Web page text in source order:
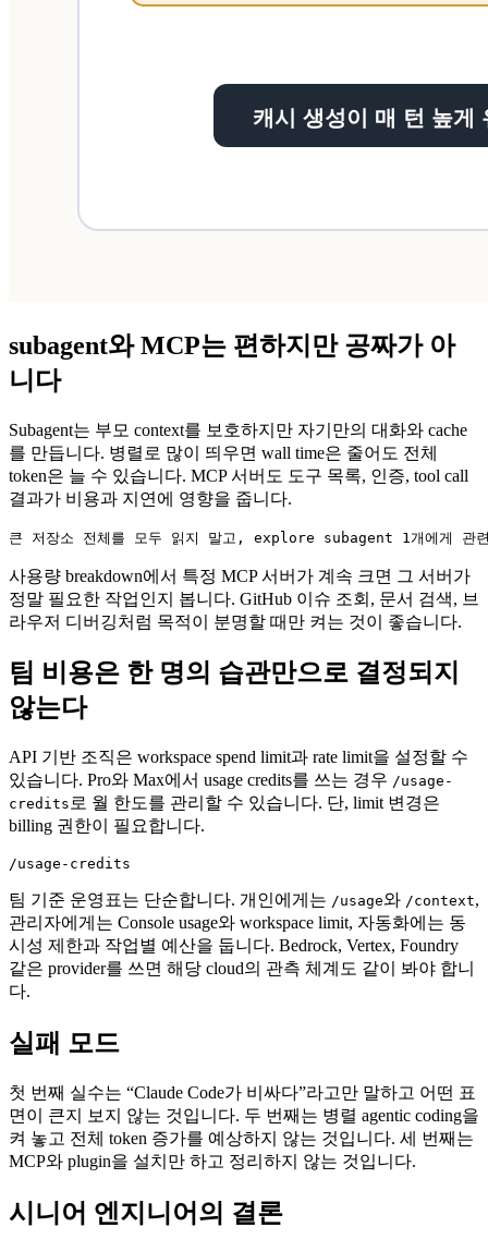
subagent와 MCP는 편하지만 공짜가 아
니다
Subagent는 부모 context를 보호하지만 자기만의 대화와 cache
를 만듭니다. 병렬로 많이 띄우면 wall time은 줄어도 전체
token은 늘 수 있습니다. MCP 서버도 도구 목록, 인증, tool call
결과가 비용과 지연에 영향을 줍니다.
큰 저장소 전체를 모두 읽지 말고, explore subagent 1개에게 관
사용량 breakdown에서 특정 MCP 서버가 계속 크면 그 서버가
정말 필요한 작업인지 봅니다. GitHub 이슈 조회, 문서 검색, 브
라우저 디버깅처럼 목적이 분명할 때만 켜는 것이 좋습니다.
팀 비용은 한 명의 습관만으로 결정되지
않는다
API 기반 조직은 workspace spend limit과 rate limit을 설정할 수
있습니다. Pro와 Max에서 usage credits를 쓰는 경우 /usage-
credits 로 월 한도를 관리할 수 있습니다. 단, limit 변경은
billing 권한이 필요합니다.
/usage-credits
팀 기준 운영표는 단순합니다. 개인에게는 /usage와 /context,
관리자에게는 Console usage와 workspace limit, 자동화에는 동
시성 제한과 작업별 예산을 둡니다. Bedrock, Vertex, Foundry
같은 provider를 쓰면 해당 cloud의 관측 체계도 같이 봐야 합니
다.
실패 모드
첫 번째 실수는 “Claude Code가 비싸다”라고만 말하고 어떤 표
면이 큰지 보지 않는 것입니다. 두 번째는 병렬 agentic coding을
켜 놓고 전체 token 증가를 예상하지 않는 것입니다. 세 번째는
MCP와 plugin을 설치만 하고 정리하지 않는 것입니다.
시니어 엔지니어의 결론